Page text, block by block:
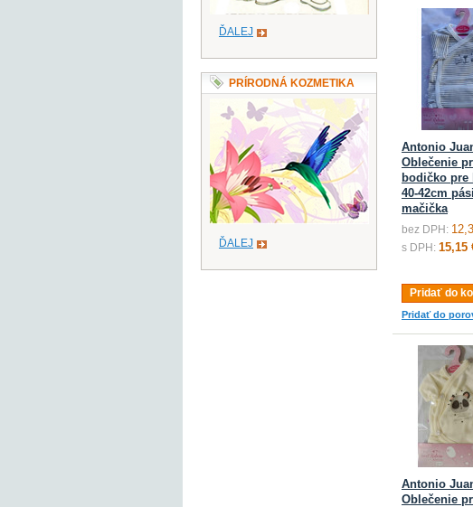
Antonio
Oblečenie
bodičko pre
40-42cm
mačička
bez DPH:
s DPH: 15,15
Pridať do
Pridať do
Antonio
Oblečenie
ĎALEJ
PRÍRODNÁ KOZMETIKA
ĎALEJ